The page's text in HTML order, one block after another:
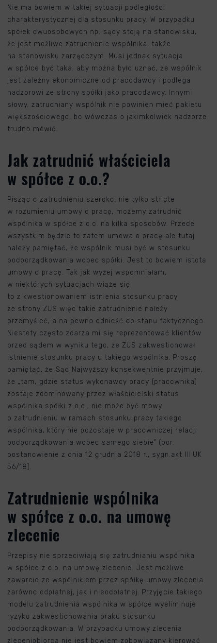
Nie ma bowiem w takiej sytuacji podległości
charakterystycznej dla stosunku pracy. W przypadku
spółek dwuosobowych np. sądy stoją na stanowisku,
że jest możliwe zatrudnienie wspólnika, także
na stanowisku zarządczym. Musi jednak sytuacja
w spółce być taka, aby można było uznać, że wspólnik
jest zależny ekonomiczne od pracodawcy i podlega
nadzorowi ze strony spółki jako pracodawcy. Innymi
słowy, zatrudniany wspólnik nie powinien mieć pakietu
większościowego, bo wówczas o jakimkolwiek nadzorze
trudno mówić.
Jak zatrudnić właściciela
w spółce z o.o.?
Pisząc o zatrudnieniu szeroko, nie tylko stricte
w rozumieniu umowy o pracę, możemy zatrudnić
wspólnika w spółce z o.o. na kilka sposobów. Przede
wszystkim będzie to zatem umowa o pracę ale tutaj
należy pamiętać, że wspólnik musi być w stosunku
podporządkowania wobec spółki. Jest to bowiem istota
umowy o pracę. Tak jak wyżej wspomniałam,
w niektórych sytuacjach wiąże się
to z kwestionowaniem istnienia stosunku pracy
ze strony ZUS więc takie zatrudnienie należy
przemyśleć, a na pewno odnieść do stanu faktycznego.
Niestety często zdarza mi się reprezentować klientów
przed sądem w wyniku tego, że ZUS zakwestionował
istnienie stosunku pracy u takiego wspólnika. Proszę
pamiętać, że Sąd Najwyższy konsekwentnie przyjmuje,
że „tam, gdzie status wykonawcy pracy (pracownika)
zostaje zdominowany przez właścicielski status
wspólnika spółki z o.o., nie może być mowy
o zatrudnieniu w ramach stosunku pracy takiego
wspólnika, który nie pozostaje w pracowniczej relacji
podporządkowania wobec samego siebie” (por.
postanowienie z dnia 12 grudnia 2018 r., sygn.akt III UK
56/18).
Zatrudnienie wspólnika
w spółce z o.o. na umowę
zlecenie
Przepisy nie sprzeciwiają się zatrudnianiu wspólnika
w spółce z o.o. na umowę zlecenie. Jest możliwe
zawarcie ze wspólnikiem przez spółkę umowy zlecenia
zarówno odpłatnej, jak i nieodpłatnej. Przyjęcie takiego
modelu zatrudnienia wspólnika w spółce wyeliminuje
ryzyko zakwestionowania braku stosunku
podporządkowania. W przypadku umowy zlecenia
zleceniobiorca nie jest bowiem zobowiązany kierować